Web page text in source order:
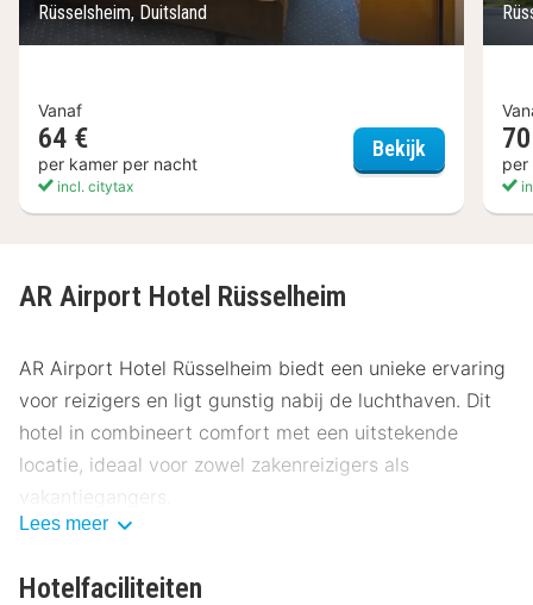
Rüsselsheim, Duitsland
Vanaf
64 €
per kamer per nacht
incl. citytax
Bekijk Aspire
per
AR Airport Hotel Rüsselheim
AR Airport Hotel Rüsselheim biedt een unieke ervaring
voor reizigers en ligt gunstig nabij de luchthaven. Dit
hotel in combineert comfort met een uitstekende
locatie, ideaal voor zowel zakenreizigers als
vakantiegangers.
Het hotel ligt op slechts een paar minuten van het
Lees meer
Hotelfaciliteiten